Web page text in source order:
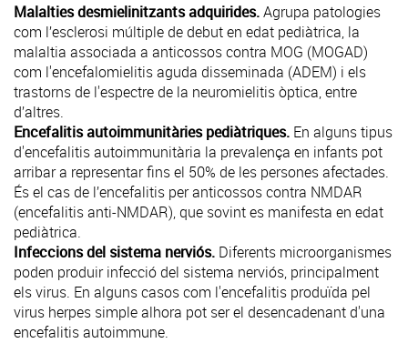
Malalties desmielinitzants adquirides.Agrupa patologies
com l’esclerosi múltiple de debut en edat pediàtrica, la
malaltia associada a anticossos contra MOG (MOGAD)
com l'encefalomielitis aguda disseminada (ADEM) i els
trastorns de l'espectre de la neuromielitis òptica, entre
d’altres.
Encefalitis autoimmunitàries pediàtriques. En alguns tipus
d'encefalitis autoimmunitària la prevalença en infants pot
arribar a representar fins el 50% de les persones afectades.
És el cas de l’encefalitis per anticossos contra NMDAR
(encefalitis anti-NMDAR), que sovint es manifesta en edat
pediàtrica.
Infeccions del sistema nerviós. Diferents microorganismes
poden produir infecció del sistema nerviós, principalment
els virus. En alguns casos com l'encefalitis produïda pel
virus herpes simple alhora pot ser el desencadenant d'una
encefalitis autoimmune.